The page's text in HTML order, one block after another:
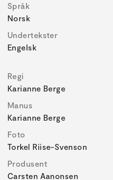
Språk
Norsk
Undertekster
Engelsk
Regi
Karianne Berge
Manus
Karianne Berge
Foto
Torkel Riise-Svenson
Produsent
Carsten Aanonsen